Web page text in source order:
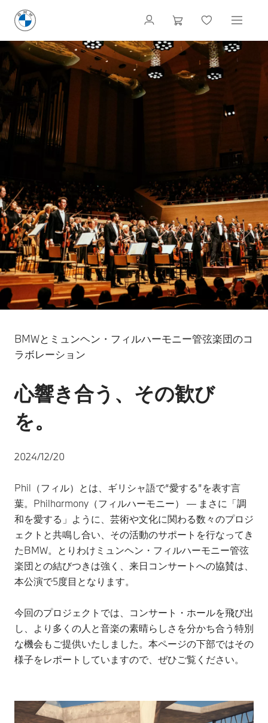
BMWとミュンヘン・フィルハーモニー管弦楽団のコ
ラボレーション
心響き合う、その歓び
を。
2024/12/20
Phil（フィル）とは、ギリシャ語で“愛する”を表す言
葉。Philharmony（フィルハーモニー） ― まさに「調
和を愛する」ように、芸術や文化に関わる数々のプロジ
ェクトと共鳴し合い、その活動のサポートを行なってき
たBMW。とりわけミュンヘン・フィルハーモニー管弦
楽団との結びつきは強く、来日コンサートへの協賛は、
本公演で5度目となります。
今回のプロジェクトでは、コンサート・ホールを飛び出
し、より多くの人と音楽の素晴らしさを分かち合う特別
な機会もご提供いたしました。本ページの下部ではその
様子をレポートしていますので、ぜひご覧ください。